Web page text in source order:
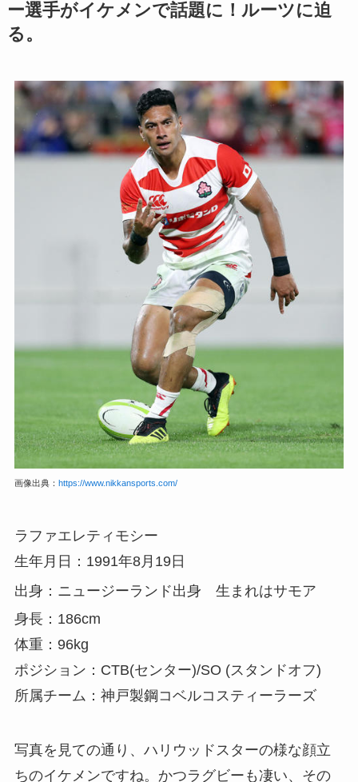
ー選手がイケメンで話題に！ルーツに迫
る。
画像出典： https://www.nikkansports.com/
ラファエレティモシー
生年月日：1991年8月19日
出身：ニュージーランド出身 生まれはサモア
身長：186cm
体重：96kg
ポジション：CTB(センター)/SO (スタンドオフ)
所属チーム：神戸製鋼コベルコスティーラーズ
写真を見ての通り、ハリウッドスターの様な顔立
ちのイケメンですね。かつラグビーも凄い、その